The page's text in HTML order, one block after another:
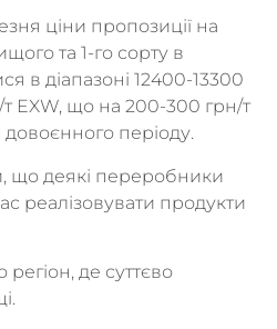
ціни пропозиції на
та 1-го сорту в
в діапазоні 12400-13300
т EXW, що на 200-300 грн/т
періоду.
що деякі переробники
реалізовувати продукти
регіон, де суттєво